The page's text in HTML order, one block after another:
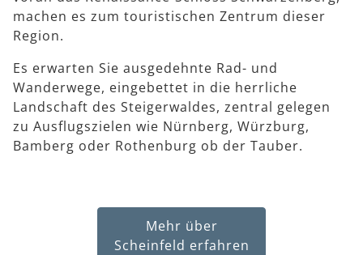
machen es zum touristischen Zentrum dieser
Region.
Es erwarten Sie ausgedehnte Rad- und
Wanderwege, eingebettet in die herrliche
Landschaft des Steigerwaldes, zentral gelegen
zu Ausflugszielen wie Nürnberg, Würzburg,
Bamberg oder Rothenburg ob der Tauber.
Mehr über
Scheinfeld erfahren